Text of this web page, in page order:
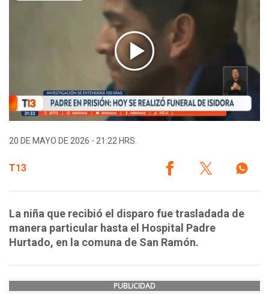
20 DE MAYO DE 2026 - 21:22 HRS.
T13
La niña que recibió el disparo fue trasladada de
manera particular hasta el Hospital Padre
Hurtado, en la comuna de San Ramón.
PUBLICIDAD